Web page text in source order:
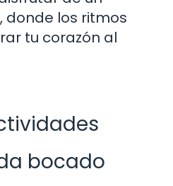
donde los ritmos
tu corazón al
bocado